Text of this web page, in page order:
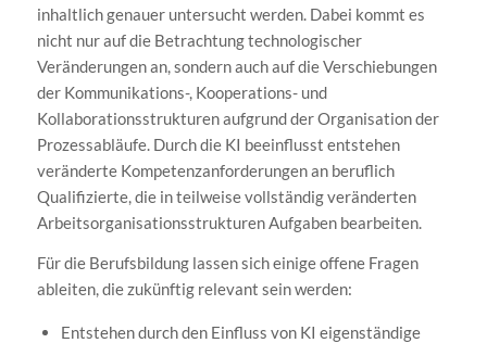
inhaltlich genauer untersucht werden. Dabei kommt es
nicht nur auf die Betrachtung technologischer
Veränderungen an, sondern auch auf die Verschiebungen
der Kommunikations-, Kooperations- und
Kollaborationsstrukturen aufgrund der Organisation der
Prozessabläufe. Durch die KI beeinflusst entstehen
veränderte Kompetenzanforderungen an beruflich
Qualifizierte, die in teilweise vollständig veränderten
Arbeitsorganisationsstrukturen Aufgaben bearbeiten.
Für die Berufsbildung lassen sich einige offene Fragen
ableiten, die zukünftig relevant sein werden:
Entstehen durch den Einfluss von KI eigenständige